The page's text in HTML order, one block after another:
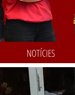
NOTÍCIES